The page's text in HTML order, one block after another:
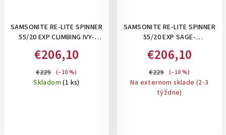
SAMSONITE RE-LITE SPINNER
55/20 EXP CLIMBING IVY-
PRÍRUČNÝ KUFOR + BALIACE
KOCKY A PERSONIFIKAČNÉ
NÁLEPKY
€206,10
€229 (–10 %)
Skladom(1 ks)
SAMSONITE RE-LITE SPINNER
55/20 EXP SAGE-
PRÍRUČNÝ KUFOR+ BALIACE
KOCKY A PERSONIFIKAČNÉ
NÁLEPKY
€206,10
€229 (–10 %)
Na externom sklade (2-3
týždne)